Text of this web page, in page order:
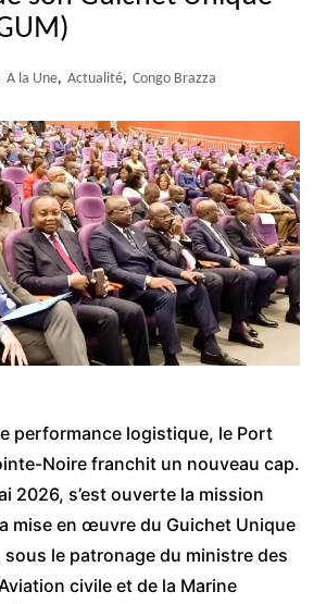
A la Une, Actualité, Congo Brazza
performance logistique, le Port
Noire franchit un nouveau cap.
2026, s’est ouverte la mission
mise en œuvre du Guichet Unique
sous le patronage du ministre des
civile et de la Marine